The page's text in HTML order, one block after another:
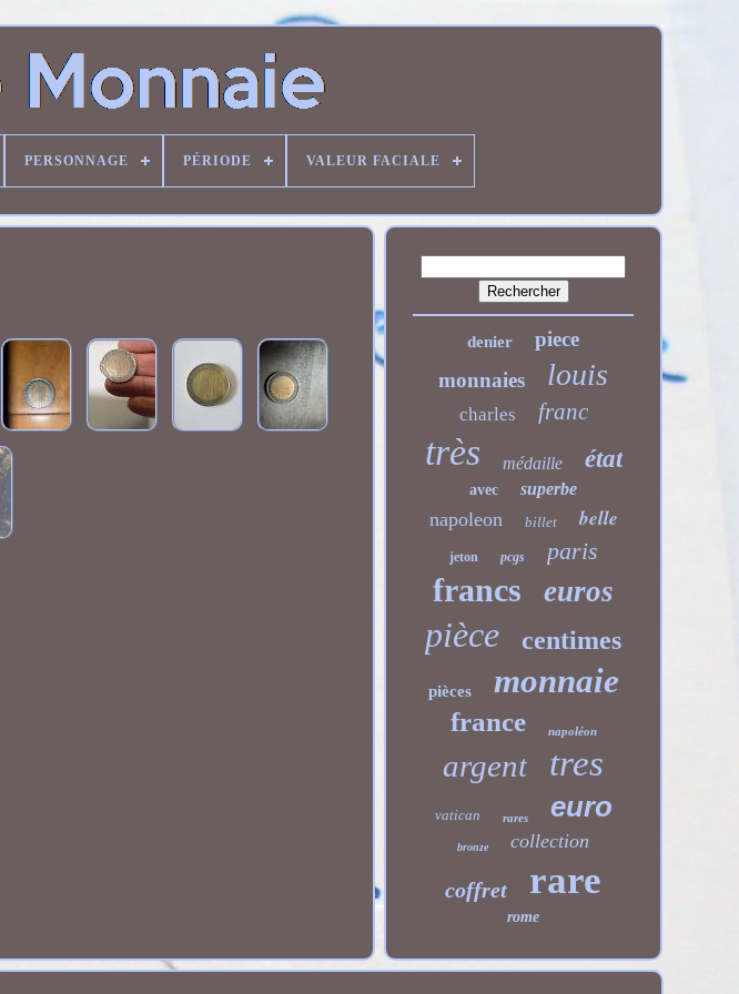
PERSONNAGE PÉRIODE VALEUR FACIALE
denier
piece
monnaies
louis
charles franc
très médaille état
avec superbe
napoleon billet belle
jeton pcgs paris
francs euros
pièce centimes
pièces monnaie
france napoléon
argent tres
vatican rares euro
bronze collection
coffret rare
rome